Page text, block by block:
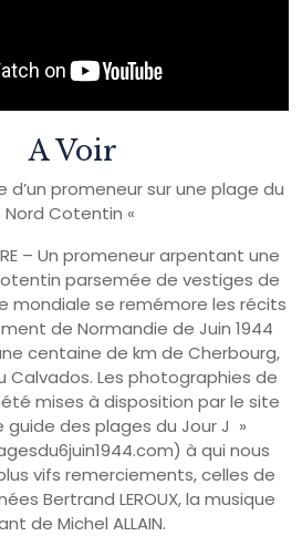
A Voir
d’un promeneur sur une plage du
Nord Cotentin «
– Un promeneur arpentant une
parsemée de vestiges de
mondiale se remémore les récits
de Normandie de Juin 1944
centaine de km de Cherbourg,
Calvados. Les photographies de
mises à disposition par le site
guide des plages du Jour J »
à qui nous
vifs remerciements, celles de
Bertrand LEROUX, la musique
de Michel ALLAIN.